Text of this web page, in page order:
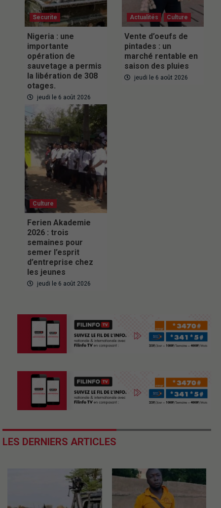
Securite
Nigeria : une
importante
opération de
sauvetage a permis
la libération de 308
otages.
jeudi le 6 août 2026
Actualités Culture
Vente d’oeufs de
pintades : un
marché rentable en
saison des pluies
jeudi le 6 août 2026
Culture
Ferien Akademie
2026 : trois
semaines pour
semer l’esprit
d’entreprise chez
les jeunes
jeudi le 6 août 2026
LES DERNIERS ARTICLES